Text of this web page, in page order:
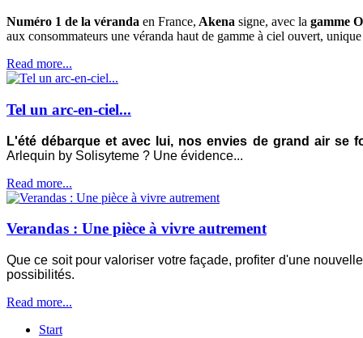
Numéro 1 de la véranda en France, Akena signe, avec la gamme
aux consommateurs une véranda haut de gamme à ciel ouvert,
Read more...
Tel un arc-en-ciel...
L'été débarque et avec lui, nos envies de grand air se
Arlequin by Solisyteme ? Une évidence...
Read more...
Verandas : Une pièce à vivre autrement
Que ce soit pour valoriser votre façade, profiter d'une
possibilités.
Read more...
Start